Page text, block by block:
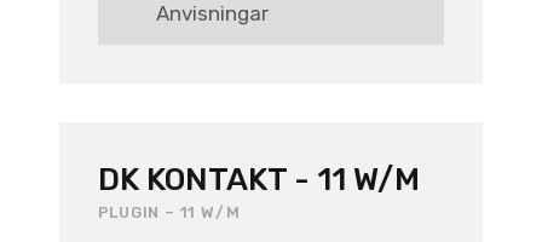
Anvisningar
DK KONTAKT - 11 W/M
PLUGIN – 11 W/M